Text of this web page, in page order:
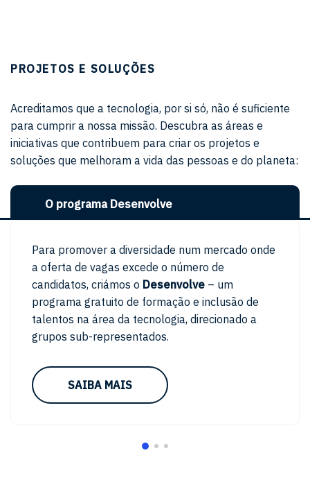
PROJETOS E SOLUÇÕES
Acreditamos que a tecnologia, por si só, não é suficiente
para cumprir a nossa missão. Descubra as áreas e
iniciativas que contribuem para criar os projetos e
soluções que melhoram a vida das pessoas e do planeta:
O programa Desenvolve
Para promover a diversidade num mercado onde
a oferta de vagas excede o número de
candidatos, criámos o Desenvolve – um
programa gratuito de formação e inclusão de
talentos na área da tecnologia, direcionado a
grupos sub-representados.
SAIBA MAIS